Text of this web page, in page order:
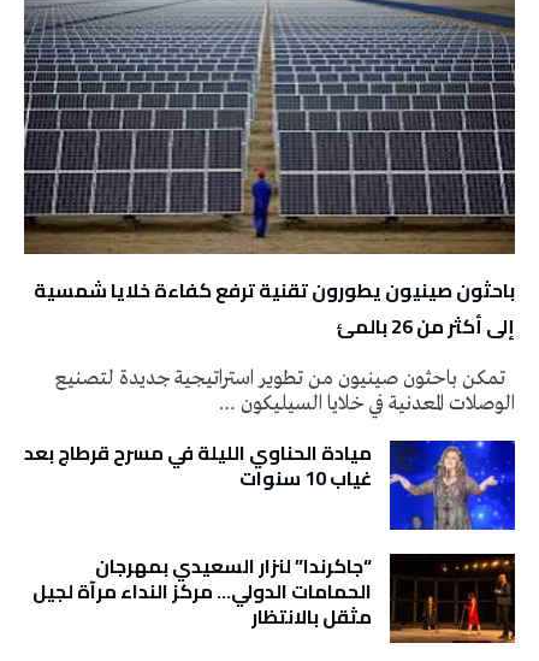
باحثون صينيون يطورون تقنية ترفع كفاءة خلايا شمسية
إلى أكثر من 26 بالمئ
تمكن باحثون صينيون من تطوير استراتيجية جديدة لتصنيع
الوصلات المعدنية في خلايا السيليكون …
ميادة الحناوي الليلة في مسرح قرطاج بعد
غياب 10 سنوات
“جاكرندا” لنزار السعيدي بمهرجان
الحمامات الدولي… مركز النداء مرآة لجيل
مثقل بالانتظار